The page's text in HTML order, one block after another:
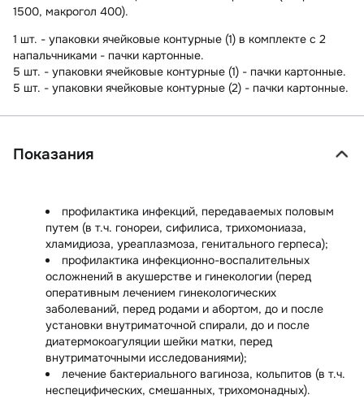
1500, макрогол 400).
1 шт. - упаковки ячейковые контурные (1) в комплекте с 2
напальчниками - пачки картонные.
5 шт. - упаковки ячейковые контурные (1) - пачки картонные.
5 шт. - упаковки ячейковые контурные (2) - пачки картонные.
Показания
профилактика инфекций, передаваемых половым
путем (в т.ч. гонореи, сифилиса, трихомониаза,
хламидиоза, уреаплазмоза, генитального герпеса);
профилактика инфекционно-воспалительных
осложнений в акушерстве и гинекологии (перед
оперативным лечением гинекологических
заболеваний, перед родами и абортом, до и после
установки внутриматочной спирали, до и после
диатермокоагуляции шейки матки, перед
внутриматочными исследованиями);
лечение бактериального вагиноза, кольпитов (в т.ч.
неспецифических, смешанных, трихомонадных).